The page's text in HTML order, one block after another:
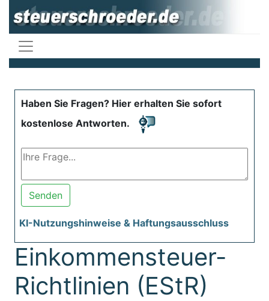
Haben Sie Fragen? Hier erhalten Sie sofort
kostenlose Antworten.
Senden
KI-Nutzungshinweise & Haftungsausschluss
Einkommensteuer-
Richtlinien (EStR)